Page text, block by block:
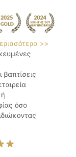
>>
βαπτίσεις
όσο